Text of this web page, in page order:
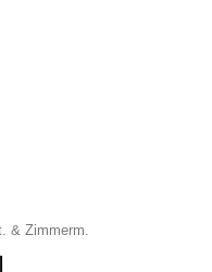
& Zimmerm.